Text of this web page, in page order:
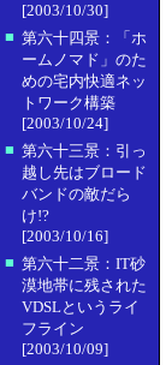
[2003/10/30]
■ 第六十四景：「ホ
ームノマド」のた
めの宅内快適ネッ
トワーク構築
[2003/10/24]
■ 第六十三景：引っ
越し先はブロード
バンドの敵だら
け!?
[2003/10/16]
■ 第六十二景：IT砂
漠地帯に残された
VDSLというライ
フライン
[2003/10/09]